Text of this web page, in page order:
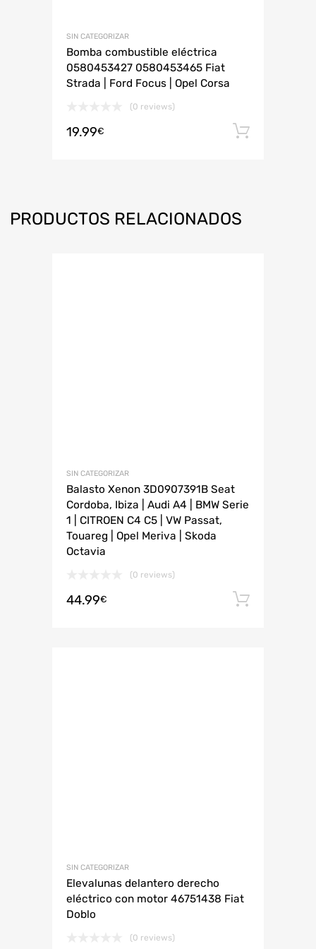
SIN CATEGORIZAR
Bomba combustible eléctrica
0580453427 0580453465 Fiat
Strada | Ford Focus | Opel Corsa
(0 reviews)
19.99€
PRODUCTOS RELACIONADOS
SIN CATEGORIZAR
Balasto Xenon 3D0907391B Seat
Cordoba, Ibiza | Audi A4 | BMW Serie
1 | CITROEN C4 C5 | VW Passat,
Touareg | Opel Meriva | Skoda
Octavia
(0 reviews)
44.99€
SIN CATEGORIZAR
Elevalunas delantero derecho
eléctrico con motor 46751438 Fiat
Doblo
(0 reviews)